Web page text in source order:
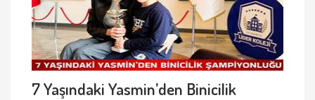
7 Yaşındaki Yasmin’den Binicilik